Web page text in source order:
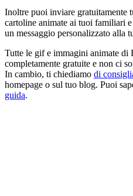
Inoltre puoi inviare gratuitamente
cartoline animate ai tuoi familiari
un messaggio personalizzato alla
Tutte le gif e immagini animate di
completamente gratuite e non ci
In cambio, ti chiediamo di
homepage o sul tuo blog. Puoi
guida.